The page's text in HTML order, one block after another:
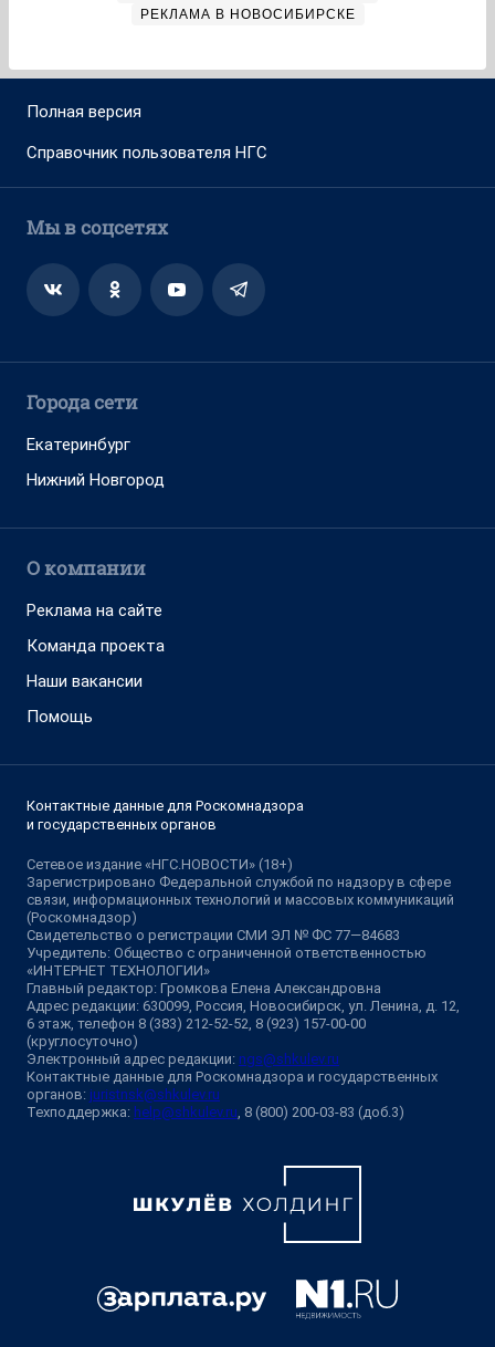
РЕКЛАМА В НОВОСИБИРСКЕ
Полная версия
Справочник пользователя НГС
Мы в соцсетях
Города сети
Екатеринбург
Нижний Новгород
О компании
Реклама на сайте
Команда проекта
Наши вакансии
Помощь
Контактные данные для Роскомнадзора
и государственных органов
Сетевое издание «НГС.НОВОСТИ» (18+)
Зарегистрировано Федеральной службой по надзору в сфере
связи, информационных технологий и массовых коммуникаций
(Роскомнадзор)
Свидетельство о регистрации СМИ ЭЛ № ФС 77—84683
Учредитель: Общество с ограниченной ответственностью
«ИНТЕРНЕТ ТЕХНОЛОГИИ»
Главный редактор: Громкова Елена Александровна
Адрес редакции: 630099, Россия, Новосибирск, ул. Ленина, д. 12,
6 этаж, телефон 8 (383) 212-52-52, 8 (923) 157-00-00
(круглосуточно)
Электронный адрес редакции: ngs@shkulev.ru
Контактные данные для Роскомнадзора и государственных
органов: juristnsk@shkulev.ru
Техподдержка: help@shkulev.ru, 8 (800) 200-03-83 (доб.3)